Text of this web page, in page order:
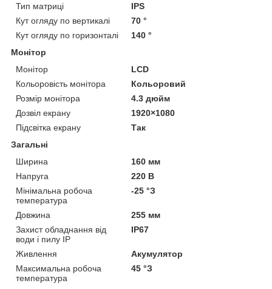
Тип матриці
IPS
Кут огляду по вертикалі
70 °
Кут огляду по горизонталі
140 °
Монітор
Монітор
LCD
Кольоровість монітора
Кольоровий
Розмір монітора
4.3 дюйм
Дозвіл екрану
1920×1080
Підсвітка екрану
Так
Загальні
Ширина
160 мм
Напруга
220 В
Мінімальна робоча
температура
-25 °З
Довжина
255 мм
Захист обладнання від
води і пилу IP
IP67
Живлення
Акумулятор
Максимальна робоча
температура
45 °З